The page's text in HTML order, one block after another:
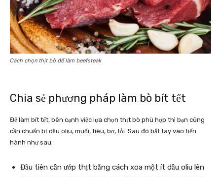
Cách chọn thịt bò để làm beefsteak
Chia sẻ phương pháp làm bò bít tết
Để làm bít tết, bên cạnh việc lựa chọn thịt bò phù hợp thì bạn cũng
cần chuẩn bị dầu oliu, muối, tiêu, bơ, tỏi. Sau đó bắt tay vào tiến
hành như sau:
Đầu tiên cần ướp thịt bằng cách xoa một ít dầu oliu lên